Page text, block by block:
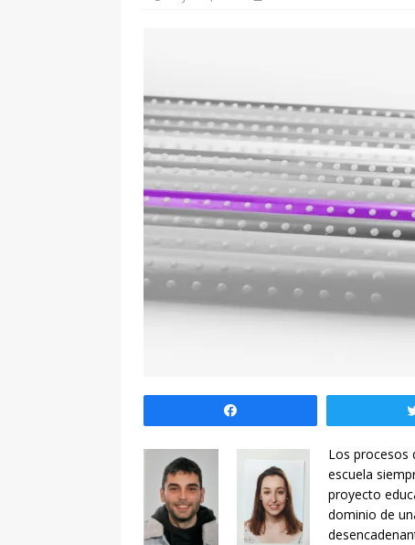
Los procesos
escuela
proyecto
dominio de